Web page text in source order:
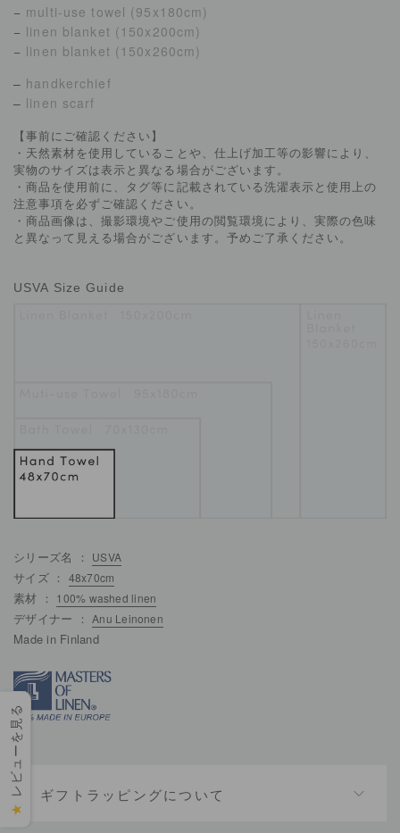
− multi-use towel (95x180cm)
− linen blanket (150x200cm)
− linen blanket (150x260cm)
– handkerchief
– linen scarf
【事前にご確認ください】
・天然素材を使用していることや、仕上げ加工等の影響により、
実物のサイズは表示と異なる場合がございます。
・商品を使用前に、タグ等に記載されている洗濯表示と使用上の
注意事項を必ずご確認ください。
・商品画像は、撮影環境やご使用の閲覧環境により、実際の色味
と異なって見える場合がございます。予めご了承ください。
USVA Size Guide
シリーズ名 ： USVA
サイズ ： 48x70cm
素材 ： 100% washed linen
デザイナー ：Anu Leinonen
Made in Finland
ギフトラッピングについて
★
レビューを見る